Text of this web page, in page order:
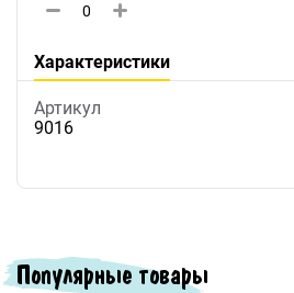
Характеристики
Артикул
9016
Популярные товары